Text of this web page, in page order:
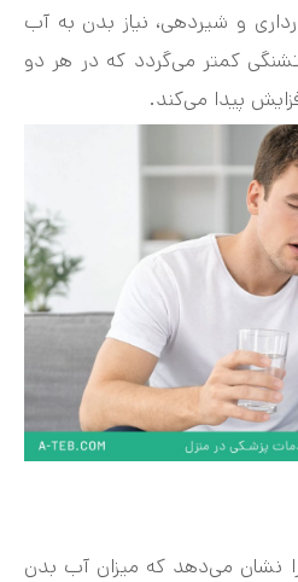
و شیردهی، نیاز بدن به آب
کمتر می‌گردد که در هر دو
پیدا می‌کند.
نشان می‌دهد که میزان آب بدن